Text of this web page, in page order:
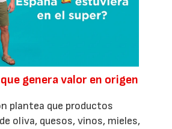
genera valor en origen
plantea que productos
oliva, quesos, vinos, mieles,